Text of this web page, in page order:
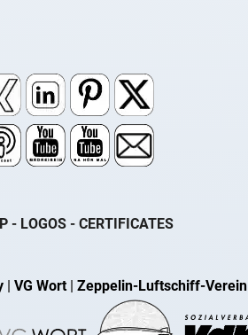
- LOGOS - CERTIFICATES
VG Wort| Zeppelin-Luftschiff-Verein